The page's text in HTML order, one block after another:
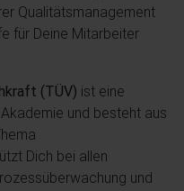
Qualitätsmanagement
für Deine Mitarbeiter
(TÜV) ist eine
und besteht aus
Dich bei allen
und